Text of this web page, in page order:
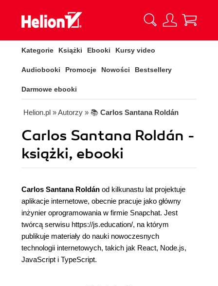
Kategorie Książki Ebooki Kursy video
Audiobooki Promocje Nowości Bestsellery
Darmowe ebooki
Helion.pl » Autorzy » 📚 Carlos Santana Roldán
Carlos Santana Roldán -
książki, ebooki
Carlos Santana Roldán od kilkunastu lat projektuje
aplikacje internetowe, obecnie pracuje jako główny
inżynier oprogramowania w firmie Snapchat. Jest
twórcą serwisu https://js.education/, na którym
publikuje materiały do nauki nowoczesnych
technologii internetowych, takich jak React, Node.js,
JavaScript i TypeScript.